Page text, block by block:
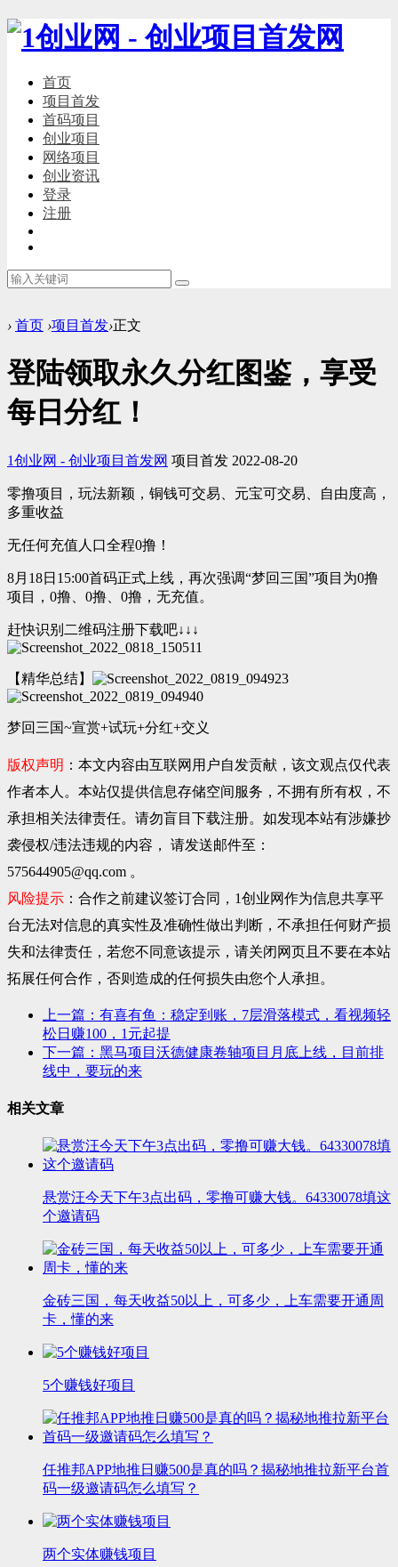
首页
项目首发
首码项目
创业项目
网络项目
创业资讯
登录
注册
› 首页 ›项目首发›正文
登陆领取永久分红图鉴，享受
每日分红！
1创业网 - 创业项目首发网 项目首发 2022-08-20
零撸项目，玩法新颖，铜钱可交易、元宝可交易、自由度高，
多重收益
无任何充值人口全程0撸！
8月18日15:00首码正式上线，再次强调“梦回三国”项目为0撸
项目，0撸、0撸、0撸，无充值。
赶快识别二维码注册下载吧↓↓↓
【精华总结】
梦回三国~宣赏+试玩+分红+交义
版权声明 ：本文内容由互联网用户自发贡献，该文观点仅代表
作者本人。本站仅提供信息存储空间服务，不拥有所有权，不
承担相关法律责任。请勿盲目下载注册。如发现本站有涉嫌抄
袭侵权/违法违规的内容， 请发送邮件至：
575644905@qq.com 。
风险提示 ：合作之前建议签订合同，1创业网作为信息共享平
台无法对信息的真实性及准确性做出判断，不承担任何财产损
失和法律责任，若您不同意该提示，请关闭网页且不要在本站
拓展任何合作，否则造成的任何损失由您个人承担。
上一篇：有喜有鱼：稳定到账，7层滑落模式，看视频轻
松日赚100，1元起提
下一篇：黑马项目沃德健康卷轴项目月底上线，目前排
线中，要玩的来
相关文章
悬赏汪今天下午3点出码，零撸可赚大钱。64330078填这
个邀请码
金砖三国，每天收益50以上，可多少，上车需要开通周
卡，懂的来
5个赚钱好项目
任推邦APP地推日赚500是真的吗？揭秘地推拉新平台首
码一级邀请码怎么填写？
两个实体赚钱项目